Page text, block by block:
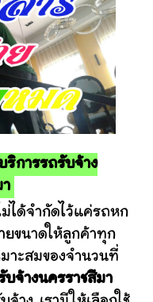
ริการรถรับจ้าง
จำกัดไว้แค่รถหก
ยขนาดให้ลูกค้าทุก
าะสมของจำนวนที่
บจ้างนครราชสีมา